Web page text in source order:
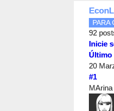
PARA
92
Inicie
Último
20
#1